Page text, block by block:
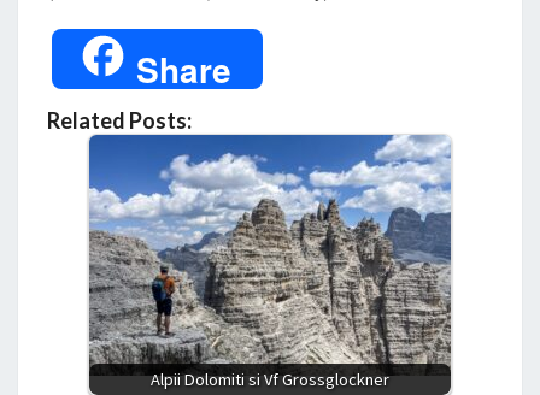
Share
Related Posts:
Alpii Dolomiti si Vf Grossglockner